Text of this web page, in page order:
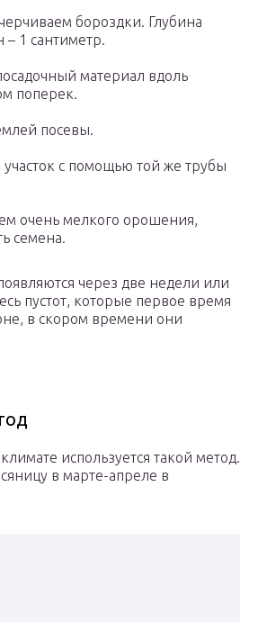
бороздки. Глубина
– 1 сантиметр.
материал вдоль
поперек.
посевы.
с помощью той же трубы
очень мелкого орошения,
семена.
через две недели или
пустот, которые первое время
в скором времени они
используется такой метод.
в марте-апреле в